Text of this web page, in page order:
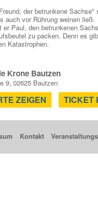
der betrunkene
auch vor Rührung weinen ließ.
er Paul, den betrunkenen
zu packen. Denn es
Katastrophen.
Krone Bautzen
9, 02625 Bautzen
ZEIGEN TICKET
Kontakt